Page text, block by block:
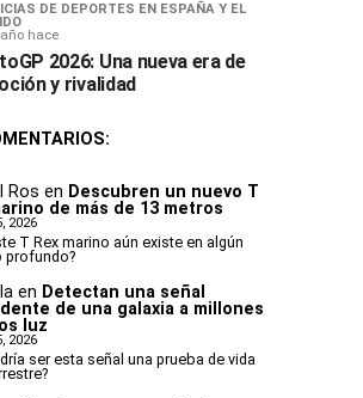
DE DEPORTES EN ESPAÑA Y EL
hace
2026: Una nueva era de
y rivalidad
Ros en Descubren un nuevo T
de más de 13 metros
2026
T Rex marino aún existe en algún
profundo?
en Detectan una señal
de una galaxia a millones
luz
2026
ser esta señal una prueba de vida